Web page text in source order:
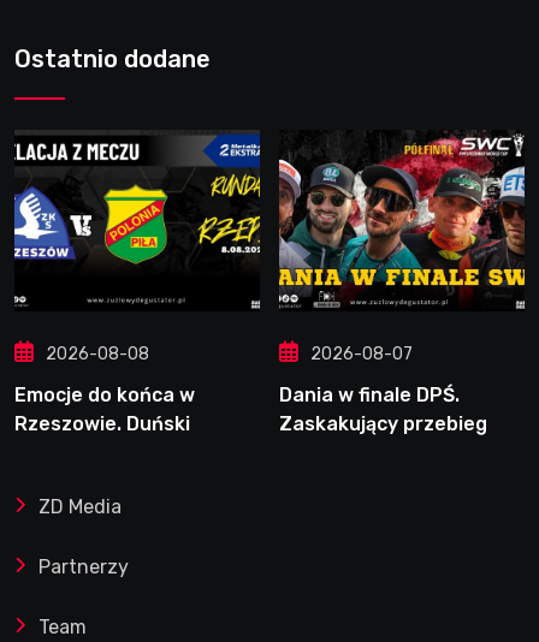
Ostatnio dodane
2026-08-08
Emocje do końca w
Rzeszowie. Duński
2026-08-07
Dania w finale DPŚ.
Zaskakujący przebieg
ZD Media
Partnerzy
Team